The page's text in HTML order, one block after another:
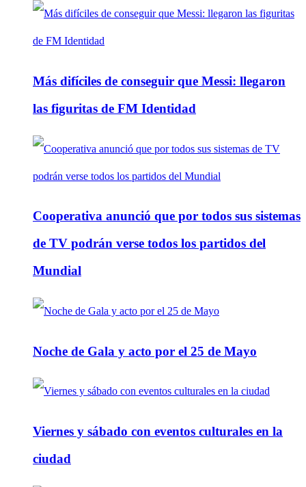
Más difíciles de conseguir que Messi: llegaron
las figuritas de FM Identidad
Cooperativa anunció que por todos sus sistemas
de TV podrán verse todos los partidos del
Mundial
Noche de Gala y acto por el 25 de Mayo
Viernes y sábado con eventos culturales en la
ciudad